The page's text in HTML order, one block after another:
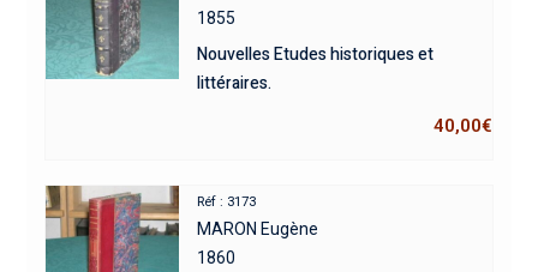
1855
Nouvelles Etudes historiques et
littéraires.
40,00€
Réf : 3173
MARON Eugène
1860